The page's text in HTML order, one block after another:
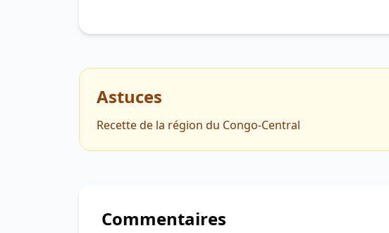
Astuces
Recette de la région du Congo-Central
Commentaires